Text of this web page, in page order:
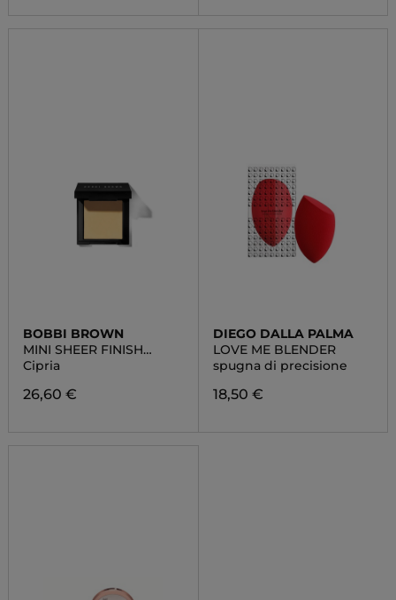
BOBBI BROWN
MINI SHEER FINISH
PRESSED POWDER
Cipria
26,60 €
DIEGO DALLA PALMA
LOVE ME BLENDER
spugna di precisione
18,50 €